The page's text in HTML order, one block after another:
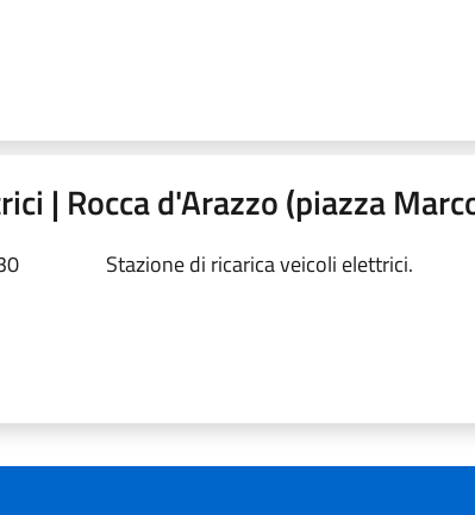
| Rocca d'Arazzo (piazza
Stazione di ricarica veicoli elettrici.